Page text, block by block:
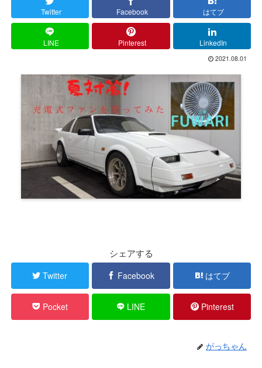
Twitter Facebook はてブ
LINE Pinterest LinkedIn
2021.08.01
シェアする
Twitter Facebook はてブ
Pocket LINE Pinterest
がっちゃん